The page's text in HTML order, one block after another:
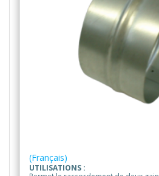
(Français)
UTILISATIONS :